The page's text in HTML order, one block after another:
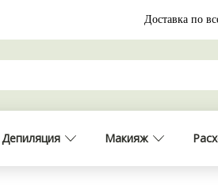
Доставка по
Депиляция Макияж